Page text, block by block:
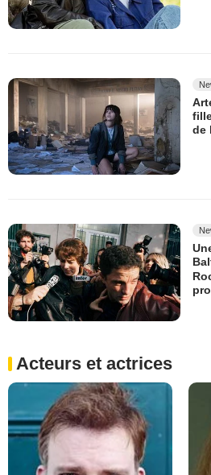
de
Acteurs et actrices